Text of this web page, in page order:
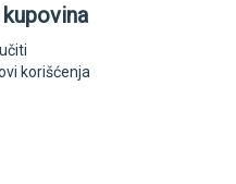
korišćenja